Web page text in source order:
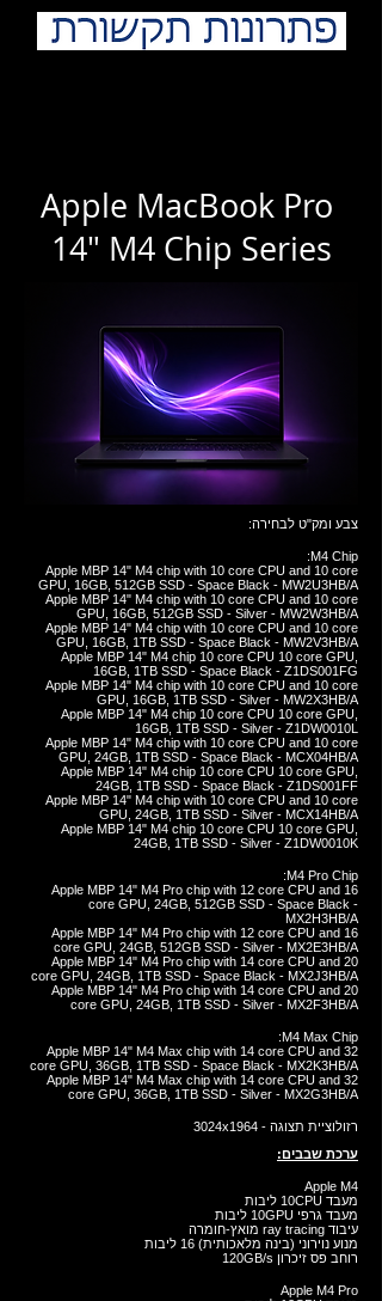
Apple MacBook Pro
14" M4 Chip Series
צבע ומק"ט לבחירה:
M4 Chip:
Apple MBP 14" M4 chip with 10 core CPU and 10 core
GPU, 16GB, 512GB SSD - Space Black - MW2U3HB/A
Apple MBP 14" M4 chip with 10 core CPU and 10 core
GPU, 16GB, 512GB SSD - Silver - MW2W3HB/A
Apple MBP 14" M4 chip with 10 core CPU and 10 core
GPU, 16GB, 1TB SSD - Space Black - MW2V3HB/A
Apple MBP 14" M4 chip 10 core CPU 10 core GPU,
16GB, 1TB SSD - Space Black - Z1DS001FG
Apple MBP 14" M4 chip with 10 core CPU and 10 core
GPU, 16GB, 1TB SSD - Silver - MW2X3HB/A
Apple MBP 14" M4 chip 10 core CPU 10 core GPU,
16GB, 1TB SSD - Silver - Z1DW0010L
Apple MBP 14" M4 chip with 10 core CPU and 10 core
GPU, 24GB, 1TB SSD - Space Black - MCX04HB/A
Apple MBP 14" M4 chip 10 core CPU 10 core GPU,
24GB, 1TB SSD - Space Black - Z1DS001FF
Apple MBP 14" M4 chip with 10 core CPU and 10 core
GPU, 24GB, 1TB SSD - Silver - MCX14HB/A
Apple MBP 14" M4 chip 10 core CPU 10 core GPU,
24GB, 1TB SSD - Silver - Z1DW0010K
M4 Pro Chip:
Apple MBP 14" M4 Pro chip with 12 core CPU and 16
core GPU, 24GB, 512GB SSD - Space Black -
MX2H3HB/A
Apple MBP 14" M4 Pro chip with 12 core CPU and 16
core GPU, 24GB, 512GB SSD - Silver - MX2E3HB/A
Apple MBP 14" M4 Pro chip with 14 core CPU and 20
core GPU, 24GB, 1TB SSD - Space Black - MX2J3HB/A
Apple MBP 14" M4 Pro chip with 14 core CPU and 20
core GPU, 24GB, 1TB SSD - Silver - MX2F3HB/A
M4 Max Chip:
Apple MBP 14" M4 Max chip with 14 core CPU and 32
core GPU, 36GB, 1TB SSD - Space Black - MX2K3HB/A
Apple MBP 14" M4 Max chip with 14 core CPU and 32
core GPU, 36GB, 1TB SSD - Silver - MX2G3HB/A
רזולוציית תצוגה - 3024x1964
ערכת שבבים:​
Apple M4
מעבד 10CPU ליבות
מעבד גרפי 10GPU ליבות
עיבוד ray tracing מואץ-חומרה
מנוע נוירוני (בינה מלאכותית) 16 ליבות
רוחב פס זיכרון 120GB/s
Apple M4 Pro